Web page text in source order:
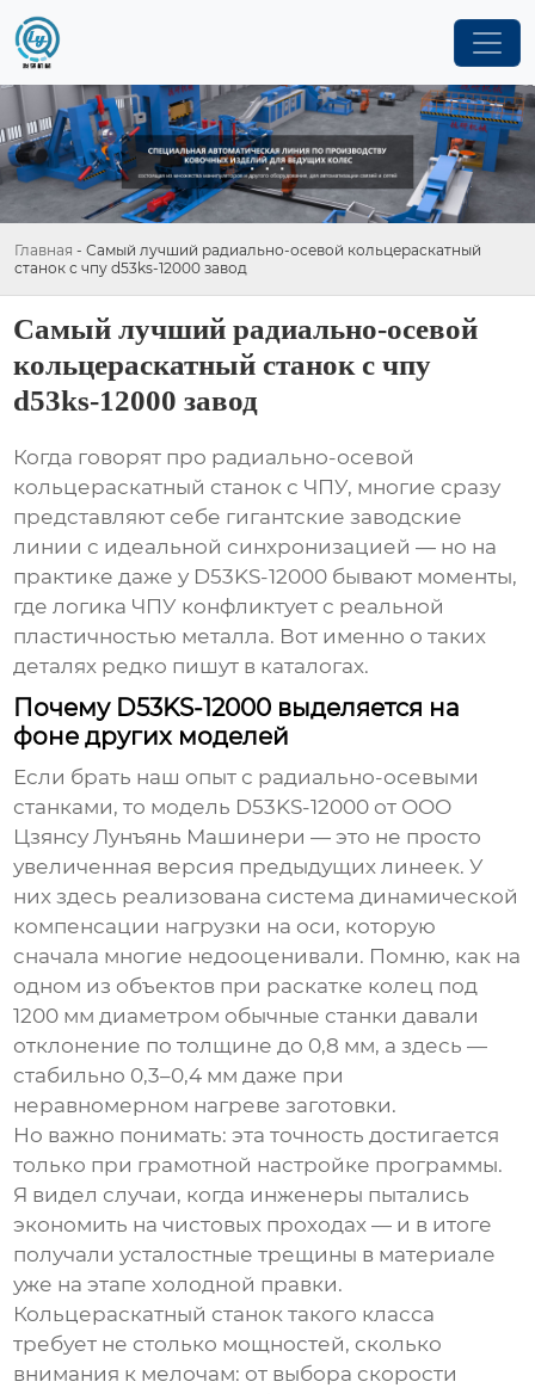
Главная - Самый лучший радиально-осевой кольцераскатный
станок с чпу d53ks-12000 завод
Самый лучший радиально-осевой
кольцераскатный станок с чпу
d53ks-12000 завод
Когда говорят про радиально-осевой
кольцераскатный станок с ЧПУ, многие сразу
представляют себе гигантские заводские
линии с идеальной синхронизацией — но на
практике даже у D53KS-12000 бывают моменты,
где логика ЧПУ конфликтует с реальной
пластичностью металла. Вот именно о таких
деталях редко пишут в каталогах.
Почему D53KS-12000 выделяется на
фоне других моделей
Если брать наш опыт с радиально-осевыми
станками, то модель D53KS-12000 от ООО
Цзянсу Лунъянь Машинери — это не просто
увеличенная версия предыдущих линеек. У
них здесь реализована система динамической
компенсации нагрузки на оси, которую
сначала многие недооценивали. Помню, как на
одном из объектов при раскатке колец под
1200 мм диаметром обычные станки давали
отклонение по толщине до 0,8 мм, а здесь —
стабильно 0,3–0,4 мм даже при
неравномерном нагреве заготовки.
Но важно понимать: эта точность достигается
только при грамотной настройке программы.
Я видел случаи, когда инженеры пытались
экономить на чистовых проходах — и в итоге
получали усталостные трещины в материале
уже на этапе холодной правки.
Кольцераскатный станок такого класса
требует не столько мощностей, сколько
внимания к мелочам: от выбора скорости